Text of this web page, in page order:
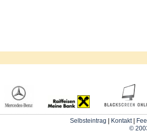
Selbsteintrag Kontakt|
©